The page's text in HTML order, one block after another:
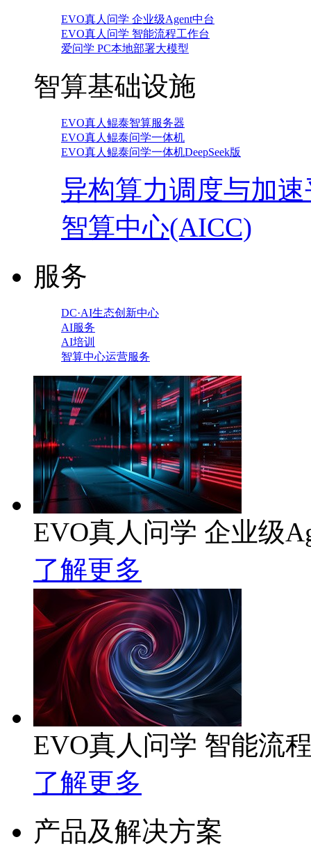
EVO真人问学 企业级Agent中台
EVO真人问学 智能流程工作台
爱问学 PC本地部署大模型
智算基础设施
EVO真人鲲泰智算服务器
EVO真人鲲泰问学一体机
EVO真人鲲泰问学一体机DeepSeek版
异构算力调度与加
智算中心(AICC)
服务
DC·AI生态创新中心
AI服务
AI培训
智算中心运营服务
EVO真人问学 企业级
了解更多
EVO真人问学 智能流
了解更多
产品及解决方案